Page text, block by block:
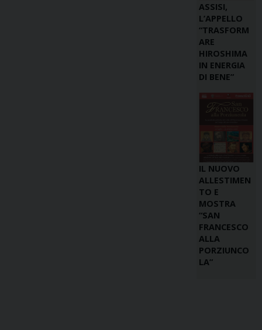
ASSISI,
L’APPELLO
“TRASFORM
ARE
HIROSHIMA
IN ENERGIA
DI BENE”
IL NUOVO
ALLESTIMEN
TO E
MOSTRA
“SAN
FRANCESCO
ALLA
PORZIUNCO
LA”